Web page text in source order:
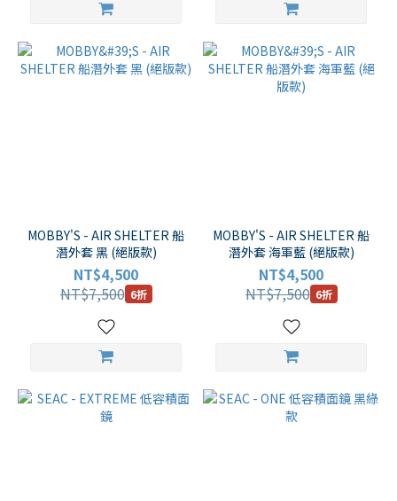
MOBBY'S - AIR SHELTER 船
潛外套 黑 (絕版款)
NT$4,500
NT$7,500 6折
MOBBY'S - AIR SHELTER 船
潛外套 海軍藍 (絕版款)
NT$4,500
NT$7,500 6折